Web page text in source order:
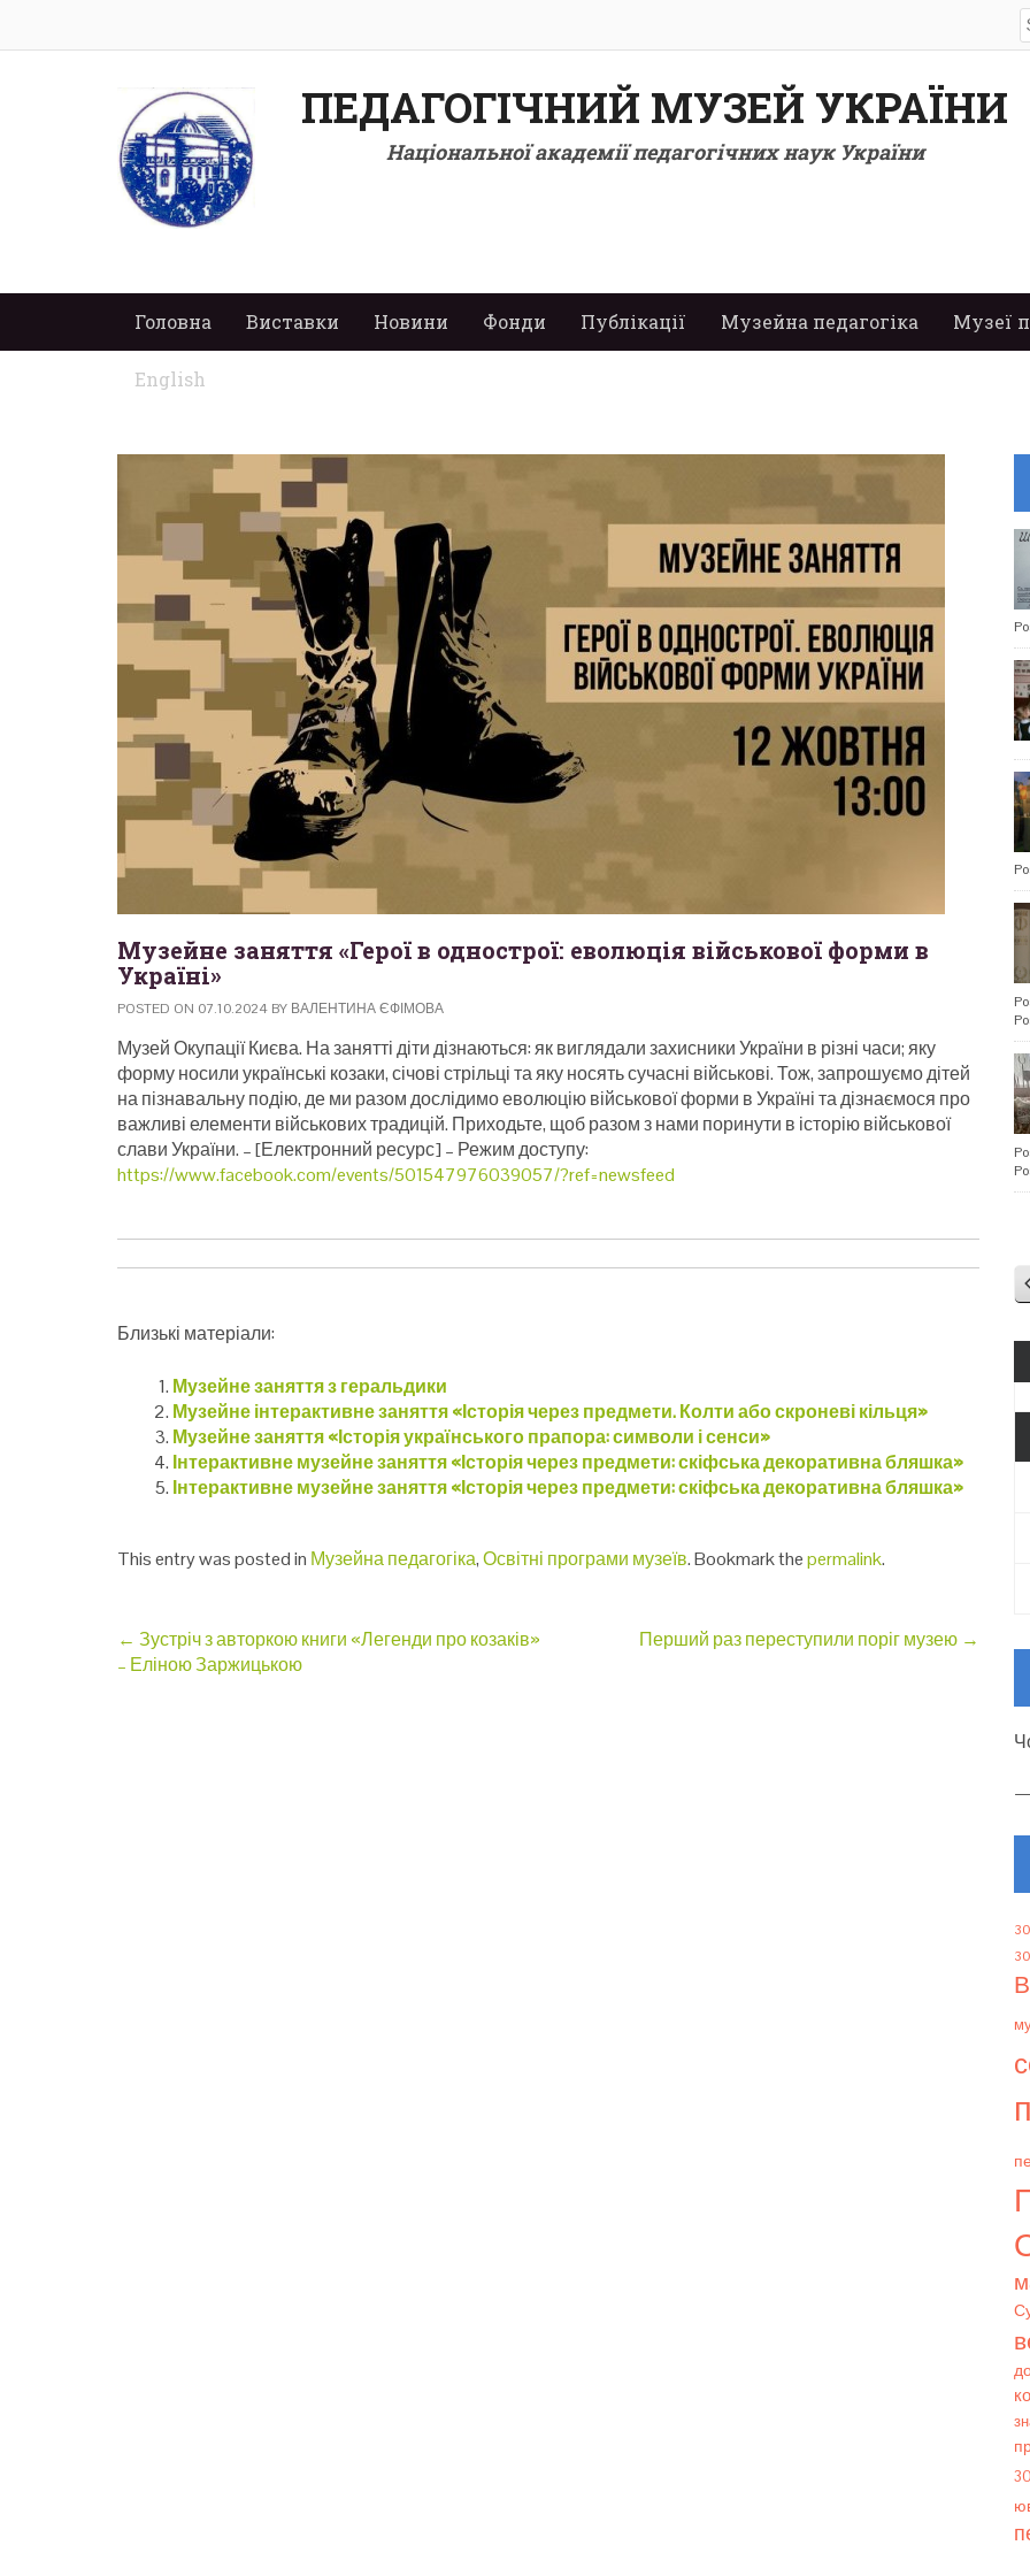
ПЕДАГОГІЧНИЙ МУЗЕЙ УКРАЇНИ
Національної академії педагогічних наук України
Головна Виставки Новини Фонди Публікації Музейна педагогіка Музеї
English
Музейне заняття «Герої в однострої: еволюція військової форми в
Україні»
POSTED ON 07.10.2024 BY ВАЛЕНТИНА ЄФІМОВА
Музей Окупації Києва. На занятті діти дізнаються: як виглядали захисники України в різні часи; яку
форму носили українські козаки, січові стрільці та яку носять сучасні військові. Тож, запрошуємо дітей
на пізнавальну подію, де ми разом дослідимо еволюцію військової форми в Україні та дізнаємося про
важливі елементи військових традицій. Приходьте, щоб разом з нами поринути в історію військової
слави України. – [Електронний ресурс] – Режим доступу:
https://www.facebook.com/events/501547976039057/?ref=newsfeed
Близькі матеріали:
Музейне заняття з геральдики
Музейне інтерактивне заняття «Історія через предмети. Колти або скроневі кільця»
Музейне заняття «Історія українського прапора: символи і сенси»
Інтерактивне музейне заняття «Історія через предмети: скіфська декоративна бляшка»
Інтерактивне музейне заняття «Історія через предмети: скіфська декоративна бляшка»
This entry was posted in Музейна педагогіка,Освітні програми музеїв. Bookmark thepermalink.
Post
navigation
← Зустріч з авторкою книги «Легенди про козаків»
– Еліною Заржицькою
Перший раз переступили поріг музею →
—